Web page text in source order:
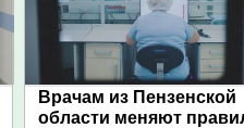
Врачам из Пензенской
области меняют